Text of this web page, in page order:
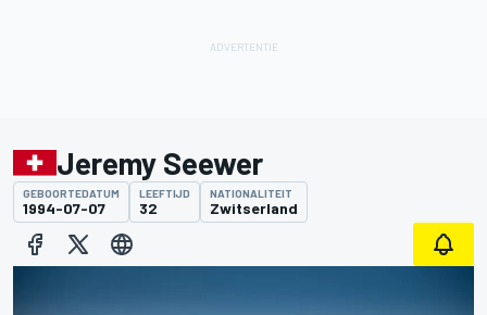
Jeremy Seewer
GEBOORTEDATUM
1994-07-07
LEEFTIJD
32
NATIONALITEIT
Zwitserland